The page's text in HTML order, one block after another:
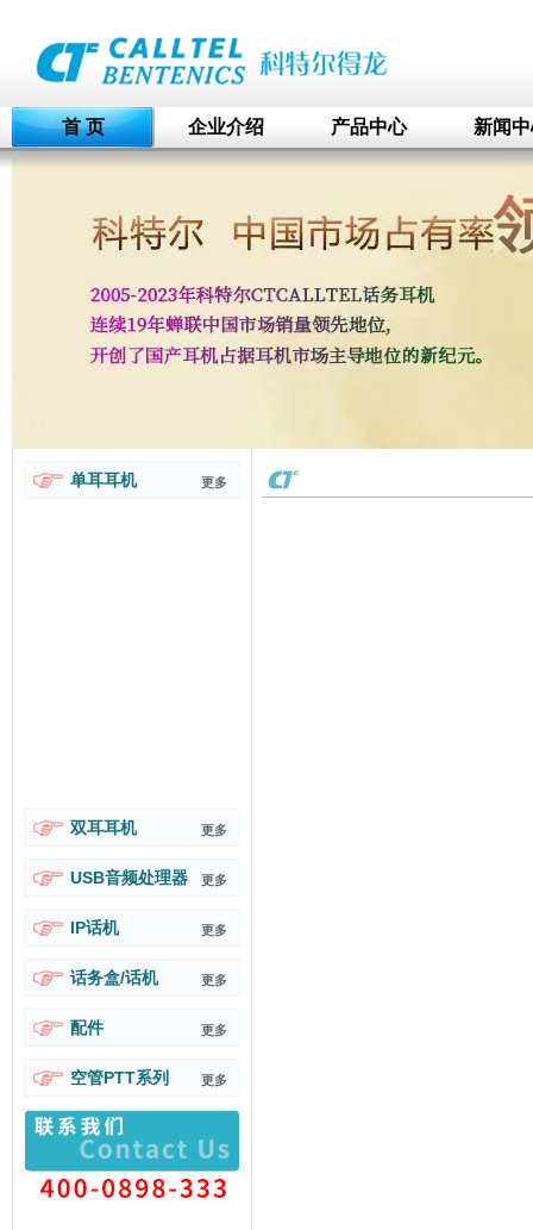
首 页 企业介绍 产品中心 新闻
单耳耳机 更多
双耳耳机 更多
USB音频处理器 更多
IP话机 更多
话务盒/话机 更多
配件 更多
空管PTT系列 更多